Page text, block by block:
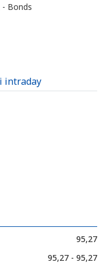
- Bonds
intraday
95,27
95,27 - 95,27